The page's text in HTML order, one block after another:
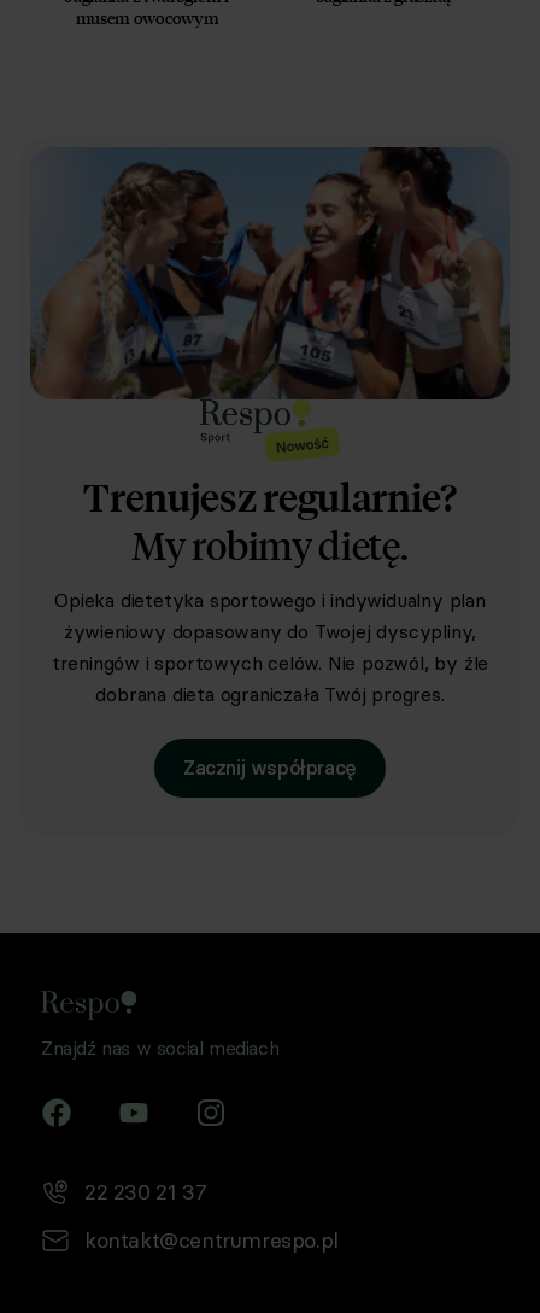
musem owocowym
Trenujesz regularnie?
My robimy dietę.
Opieka dietetyka sportowego i indywidualny plan
żywieniowy dopasowany do Twojej dyscypliny,
treningów i sportowych celów. Nie pozwól, by źle
dobrana dieta ograniczała Twój progres.
Zacznij współpracę
Znajdź nas w social mediach
22 230 21 37
kontakt@centrumrespo.pl